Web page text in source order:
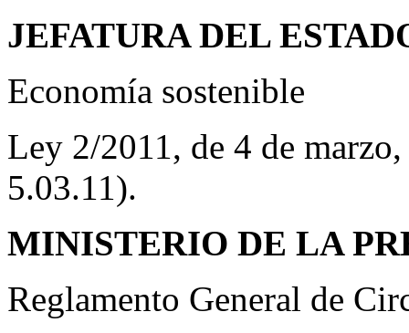
JEFATURA DEL
Economía sostenible
Ley 2/2011, de 4 de
5.03.11).
MINISTERIO DE LA
Reglamento General de